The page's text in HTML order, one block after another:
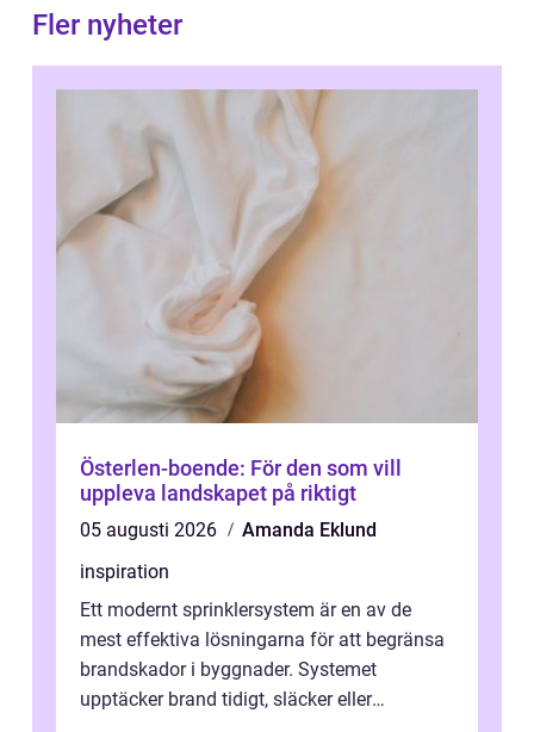
Fler nyheter
Österlen-boende: För den som vill
uppleva landskapet på riktigt
05 augusti 2026
Amanda Eklund
inspiration
Ett modernt sprinklersystem är en av de
mest effektiva lösningarna för att begränsa
brandskador i byggnader. Systemet
upptäcker brand tidigt, släcker eller